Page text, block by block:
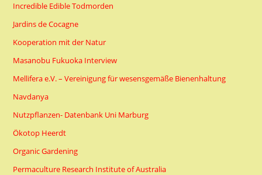
Incredible Edible Todmorden
Jardins de Cocagne
Kooperation mit der Natur
Masanobu Fukuoka Interview
Mellifera e.V. – Vereinigung für wesensgemäße Bienenhaltung
Navdanya
Nutzpflanzen- Datenbank Uni Marburg
Ökotop Heerdt
Organic Gardening
Permaculture Research Institute of Australia